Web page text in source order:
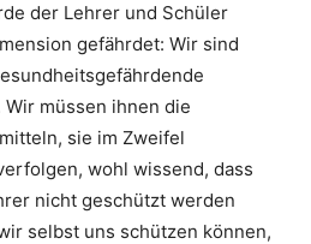
der Lehrer und Schüler
gefährdet: Wir sind
müssen ihnen die
sie im Zweifel
wohl wissend, dass
nicht geschützt werden
selbst uns schützen können,